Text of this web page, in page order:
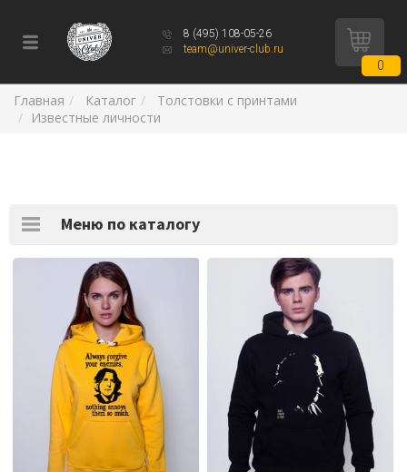
8 (495) 108-05-26
team@univer-club.ru
0
Главная Каталог
Толстовки с принтами
Известные личности
Меню по каталогу